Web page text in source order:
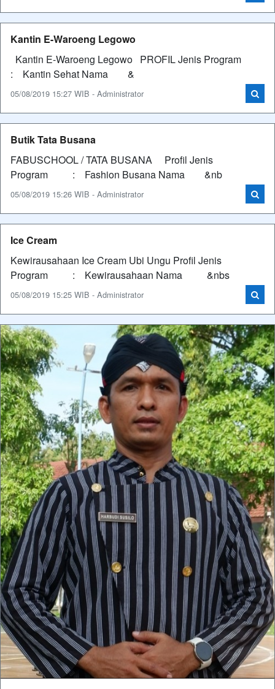
Kantin E-Waroeng Legowo
Kantin E-Waroeng Legowo PROFIL Jenis Program
: Kantin Sehat Nama &
05/08/2019 15:27 WIB - Administrator
Butik Tata Busana
FABUSCHOOL / TATA BUSANA Profil Jenis
Program : Fashion Busana Nama &nb
05/08/2019 15:26 WIB - Administrator
Ice Cream
Kewirausahaan Ice Cream Ubi Ungu Profil Jenis
Program : Kewirausahaan Nama &nbs
05/08/2019 15:25 WIB - Administrator